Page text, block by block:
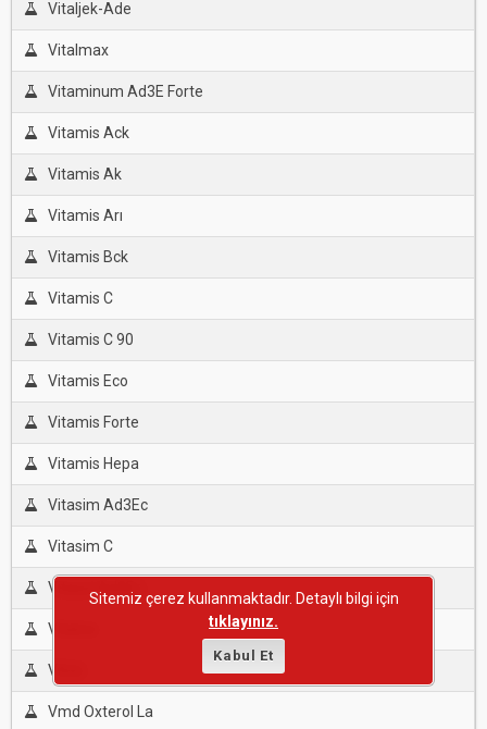
Vitaljek-Ade
Vitalmax
Vitaminum Ad3E Forte
Vitamis Ack
Vitamis Ak
Vitamis Arı
Vitamis Bck
Vitamis C
Vitamis C 90
Vitamis Eco
Vitamis Forte
Vitamis Hepa
Vitasim Ad3Ec
Vitasim C
Vitasol Ad3Ec
Vitatox
Vitce
Vmd Oxterol La
Sitemiz çerez kullanmaktadır. Detaylı bilgi için
tıklayınız.
Kabul Et